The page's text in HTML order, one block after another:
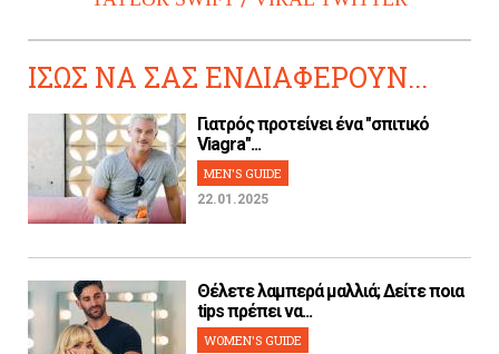
ΙΣΩΣ ΝΑ ΣΑΣ ΕΝΔΙΑΦΕΡΟΥΝ...
Γιατρός προτείνει ένα "σπιτικό
Viagra"...
MEN'S GUIDE
22.01.2025
Θέλετε λαμπερά μαλλιά; Δείτε ποια
tips πρέπει να...
WOMEN'S GUIDE